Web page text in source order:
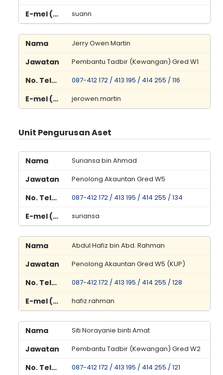
suann
Jerry Owen Martin
Pembantu Tadbir (Kewangan) Gred W1
087-412 172 / 413 195 / 414 255 / 116
jerowen.martin
Unit Pengurusan Aset
Suriansa bin Ahmad
Penolong Akauntan Gred W5
087-412 172 / 413 195 / 414 255 / 134
suriansa
Abdul Hafiz bin Abd. Rahman
Penolong Akauntan Gred W5 (KUP)
087-412 172 / 413 195 / 414 255 / 128
hafiz.rahman
Siti Norayanie binti Amat
Pembantu Tadbir (Kewangan) Gred W2
087-412 172 / 413 195 / 414 255 / 121